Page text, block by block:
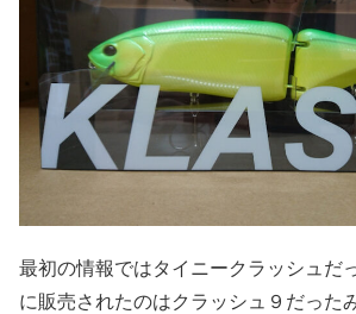
最初の情報ではタイニークラッシュだ
に販売されたのはクラッシュ９だった